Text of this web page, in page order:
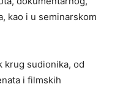
kao i u seminarskom
krug sudionika, od
i filmskih